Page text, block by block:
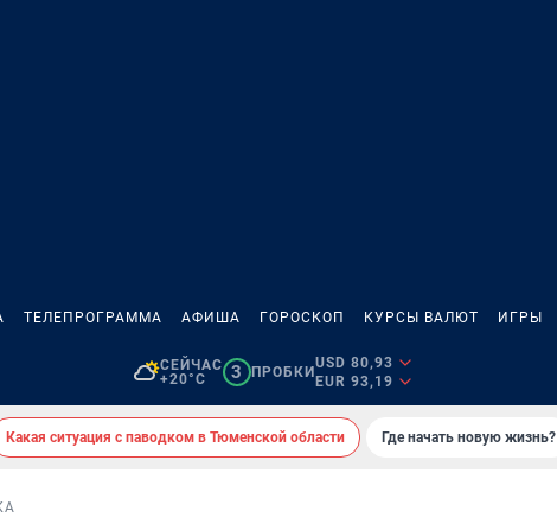
ТЕЛЕПРОГРАММА АФИША ГОРОСКОП КУРСЫ ВАЛЮТ ИГРЫ
СЕЙЧАС
+20°C
3 ПРОБКИ
USD 80,93
EUR 93,19
Какая ситуация с паводком в Тюменской области Где начать новую жизнь?